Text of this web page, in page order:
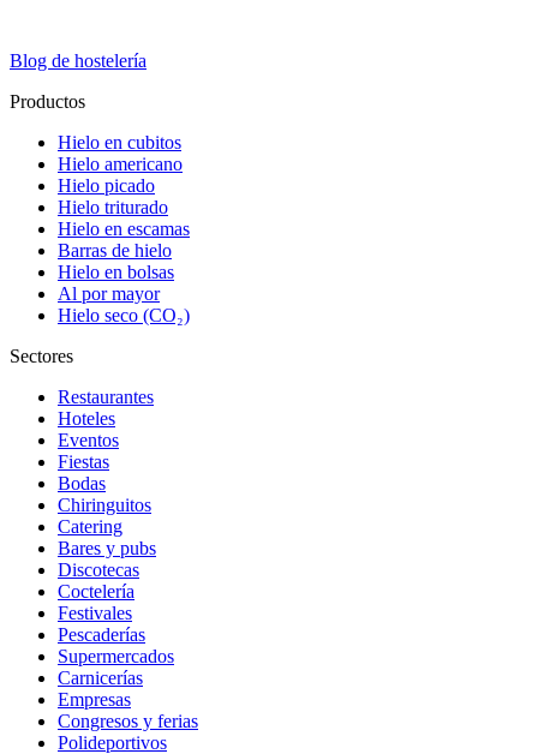
Blog de hostelería
Productos
Hielo en cubitos
Hielo americano
Hielo picado
Hielo triturado
Hielo en escamas
Barras de hielo
Hielo en bolsas
Al por mayor
Hielo seco (CO₂)
Sectores
Restaurantes
Hoteles
Eventos
Fiestas
Bodas
Chiringuitos
Catering
Bares y pubs
Discotecas
Coctelería
Festivales
Pescaderías
Supermercados
Carnicerías
Empresas
Congresos y ferias
Polideportivos